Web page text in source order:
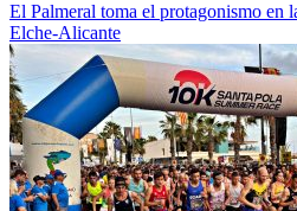
El Palmeral toma el protagonismo en
Elche-Alicante